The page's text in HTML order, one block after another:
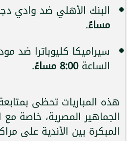
البنك الأهلي ضد وادي
مساءً.
سيراميكا كليوباترا ضد
الساعة8:00 مساءً
.
هذه المباريات تحظى
الجماهير المصرية، خاصة
المبكرة بين الأندية على